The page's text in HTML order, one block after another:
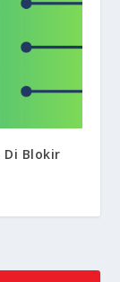
Di Blokir